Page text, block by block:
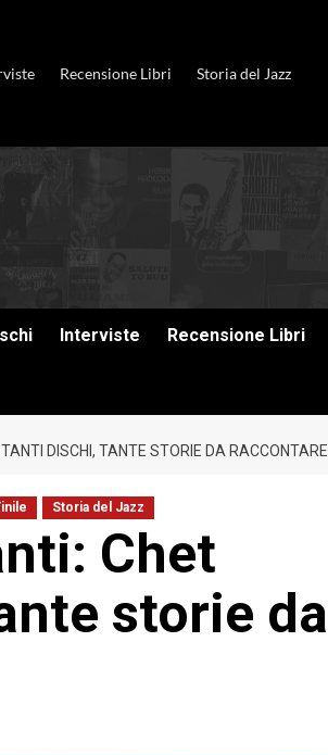
Recensione Libri Storia del Jazz
Interviste Recensione Libri
DISCHI, TANTE STORIE DA RACCONTARE
Storia del Jazz
Chet
storie da